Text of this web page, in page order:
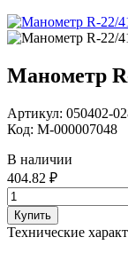
Манометр
Артикул: 050402-
Код: М-000007048
В наличии
404.82 ₽
Купить
Технические